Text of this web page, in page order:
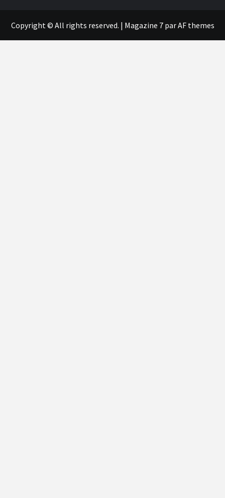
Copyright © All rights reserved. | Magazine 7par AF themes